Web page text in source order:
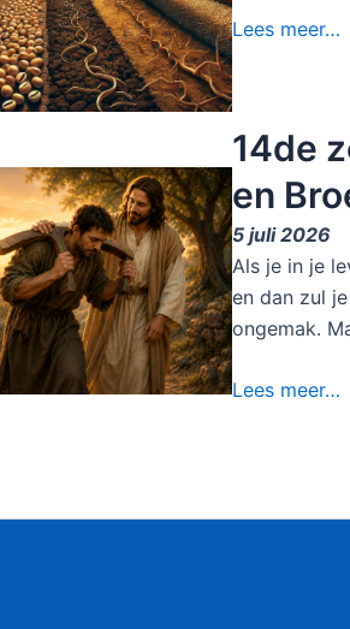
Lees meer…
14de
en
5 juli 2026
Als je in je
en dan zul
ongemak.
Lees meer…